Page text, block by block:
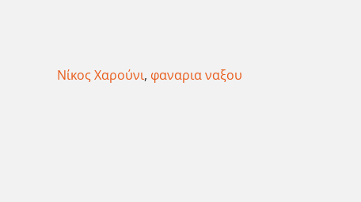
Νίκος Χαρούνι, φαναρια ναξου